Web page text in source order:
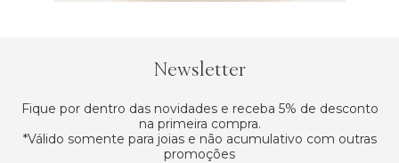
Newsletter
Fique por dentro das novidades e receba 5% de desconto
na primeira compra.
*Válido somente para joias e não acumulativo com outras
promoções